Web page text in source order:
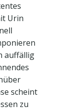
Urin
auffällig
scheint
zu